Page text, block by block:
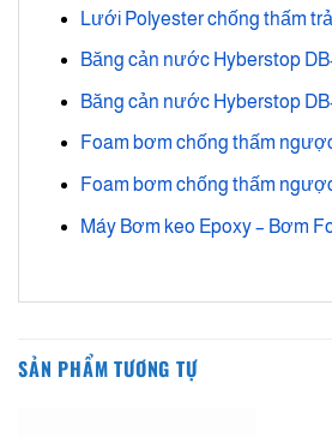
Lưới Polyester chống thấm
Băng cản nước Hyberstop
Băng cản nước Hyberstop
Foam bơm chống thấm
Foam bơm chống thấm
Máy Bơm keo Epoxy – Bơm
SẢN PHẨM TƯƠNG TỰ